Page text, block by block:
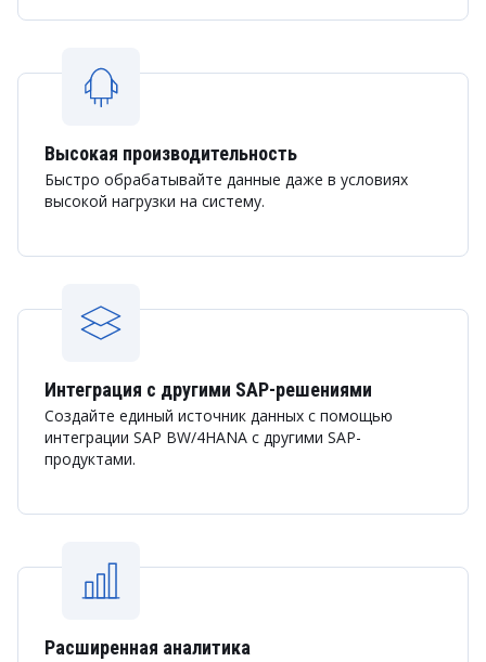
Высокая производительность
Быстро обрабатывайте данные даже в условиях
высокой нагрузки на систему.
Интеграция с другими SAP-решениями
Создайте единый источник данных с помощью
интеграции SAP BW/4HANA с другими SAP-
продуктами.
Расширенная аналитика